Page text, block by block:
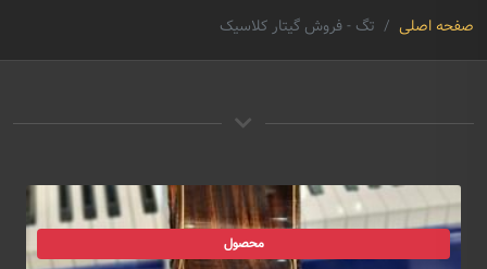
صفحه اصلی تگ - فروش گیتار کلاسیک
محصول